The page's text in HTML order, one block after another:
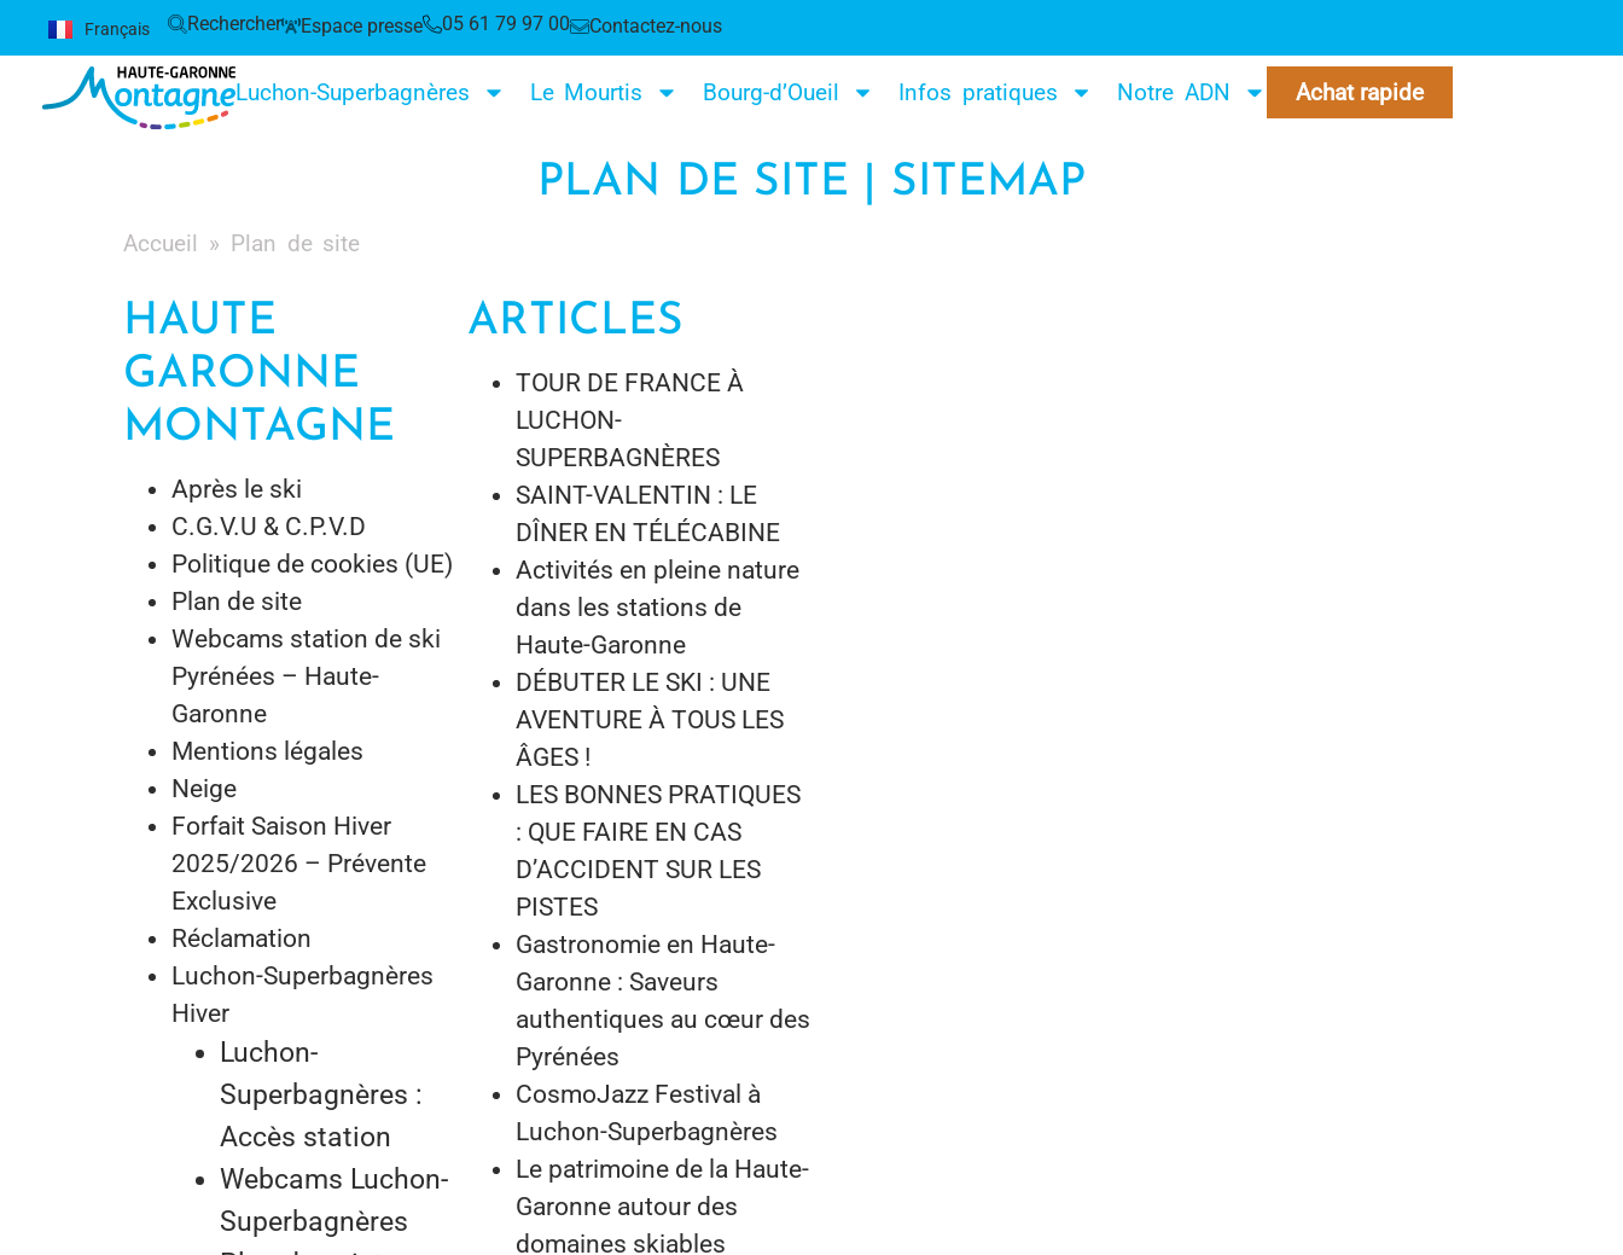
Français
Español
Rechercher Espace presse 05 61 79 97 00 Contactez-nous
Luchon-Superbagnères Le Mourtis Bourg-d’Oueil Infos pratiques Notre ADN Achat rapide
PLAN DE SITE | SITEMAP
Accueil » Plan de site
HAUTE
GARONNE
MONTAGNE
Après le ski
C.G.V.U & C.P.V.D
Politique de cookies (UE)
Plan de site
Webcams station de ski
Pyrénées – Haute-
Garonne
Mentions légales
Neige
Forfait Saison Hiver
2025/2026 – Prévente
Exclusive
Réclamation
Luchon-Superbagnères
Hiver
Luchon-
Superbagnères :
Accès station
Webcams Luchon-
Superbagnères
ARTICLES
TOUR DE FRANCE À
LUCHON-
SUPERBAGNÈRES
SAINT-VALENTIN : LE
DÎNER EN TÉLÉCABINE
Activités en pleine nature
dans les stations de
Haute-Garonne
DÉBUTER LE SKI : UNE
AVENTURE À TOUS LES
ÂGES !
LES BONNES PRATIQUES
: QUE FAIRE EN CAS
D’ACCIDENT SUR LES
PISTES
Gastronomie en Haute-
Garonne : Saveurs
authentiques au cœur des
Pyrénées
CosmoJazz Festival à
Luchon-Superbagnères
Le patrimoine de la Haute-
Garonne autour des
domaines skiables